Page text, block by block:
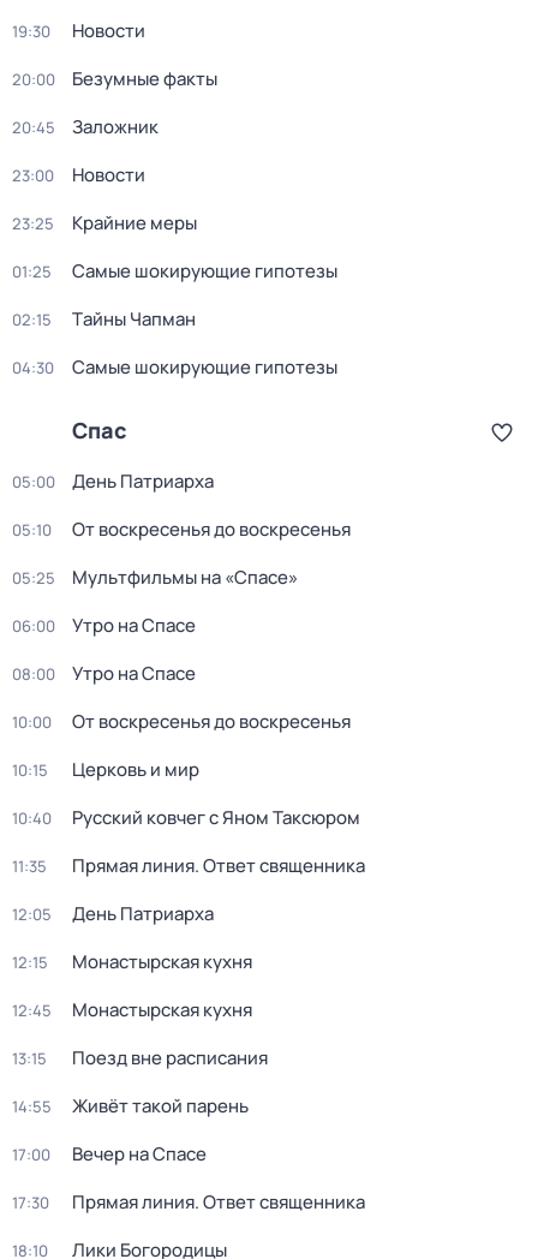
19:30 Новости
20:00 Безумные факты
20:45 Заложник
23:00 Новости
23:25 Крайние меры
01:25 Самые шoкиpующие гипотезы
02:15 Тaйны Чапман
04:30 Самые шoкиpующие гипотезы
Спас
05:00 День Патриарха
05:10 От воскресенья до воскресенья
05:25 Мультфильмы на «Спасе»
06:00 Утро на Спасе
08:00 Утро на Спасе
10:00 От воскресенья до воскресенья
10:15 Церковь и мир
10:40 Русский ковчег с Яном Таксюром
11:35 Прямая линия. Ответ священника
12:05 День Патриарха
12:15 Монaстыpская кухня
12:45 Монaстыpская кухня
13:15 Поезд вне расписания
14:55 Живёт такой парень
17:00 Вечер на Спасе
17:30 Прямая линия. Ответ священника
18:10 Лики Богородицы